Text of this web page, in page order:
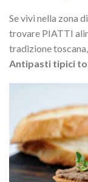
Se vivi nella zona di
trovare PIATTI
tradizione
Antipasti tipici